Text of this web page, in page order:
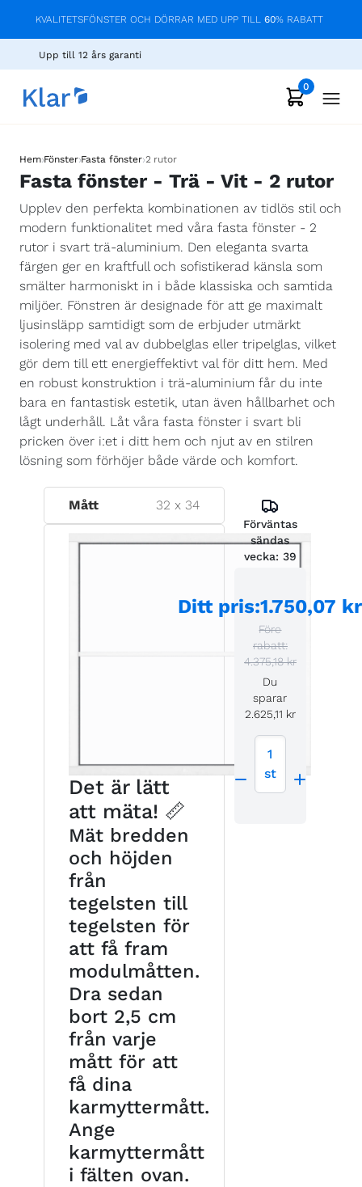
KVALITETSFÖNSTER OCH DÖRRAR MED UPP TILL 60% RABATT
Upp till 12 års garanti
0
Hem›Fönster›Fasta fönster›2 rutor
Fasta fönster - Trä - Vit - 2 rutor
Upplev den perfekta kombinationen av tidlös stil och
modern funktionalitet med våra fasta fönster - 2
rutor i svart trä-aluminium. Den eleganta svarta
färgen ger en kraftfull och sofistikerad känsla som
smälter harmoniskt in i både klassiska och samtida
miljöer. Fönstren är designade för att ge maximalt
ljusinsläpp samtidigt som de erbjuder utmärkt
isolering med val av dubbelglas eller tripelglas, vilket
gör dem till ett energieffektivt val för ditt hem. Med
en robust konstruktion i trä-aluminium får du inte
bara en fantastisk estetik, utan även hållbarhet och
lågt underhåll. Låt våra fasta fönster i svart bli
pricken över i:et i ditt hem och njut av en stilren
lösning som förhöjer både värde och komfort.
Mått 32 x 34
Det är lätt
att mäta! 📏
Mät bredden
och höjden
från
tegelsten till
tegelsten för
att få fram
modulmåtten.
Dra sedan
bort 2,5 cm
från varje
mått för att
få dina
karmyttermått.
Ange
karmyttermått
i fälten ovan.
Förväntas
sändas
vecka: 39
Ditt pris:1.750,07 kr
Före
rabatt:
4.375,18 kr
Du
sparar
2.625,11 kr
1
st